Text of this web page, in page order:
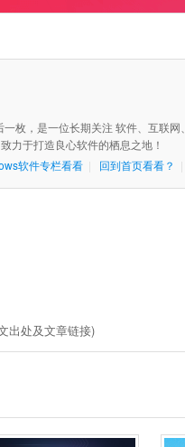
枚，是一位长期关注 软件、互联网、
力于打造良心软件的栖息之地！
软件专栏看看 回到首页看看？
出处及文章链接)